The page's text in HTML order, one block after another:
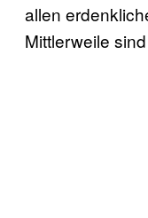
allen
Mittlerweile